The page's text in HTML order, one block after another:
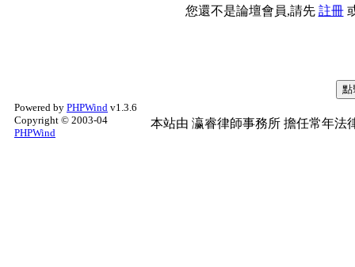
您還不是論壇會員,請先 註冊
Powered by PHPWind v1.3.6
Copyright © 2003-04
PHPWind
本站由 瀛睿律師事務所 擔任常年法